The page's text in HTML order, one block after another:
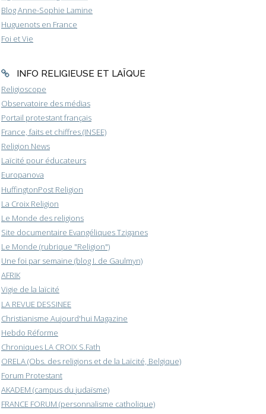
Blog Anne-Sophie Lamine
Huguenots en France
Foi et Vie
INFO RELIGIEUSE ET LAÏQUE
Religioscope
Observatoire des médias
Portail protestant français
France, faits et chiffres (INSEE)
Religion News
Laïcité pour éducateurs
Europanova
HuffingtonPost Religion
La Croix Religion
Le Monde des religions
Site documentaire Evangéliques Tziganes
Le Monde (rubrique "Religion")
Une foi par semaine (blog I. de Gaulmyn)
AFRIK
Vigie de la laïcité
LA REVUE DESSINEE
Christianisme Aujourd'hui Magazine
Hebdo Réforme
Chroniques LA CROIX S.Fath
ORELA (Obs. des religions et de la Laïcité, Belgique)
Forum Protestant
AKADEM (campus du judaïsme)
FRANCE FORUM (personnalisme catholique)